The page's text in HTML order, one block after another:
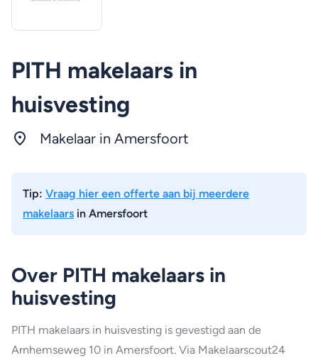
PITH makelaars in
huisvesting
Makelaar in Amersfoort
Tip: Vraag hier een offerte aan bij meerdere
makelaars in Amersfoort
Over PITH makelaars in
huisvesting
PITH makelaars in huisvesting is gevestigd aan de
Arnhemseweg 10 in Amersfoort. Via Makelaarscout24